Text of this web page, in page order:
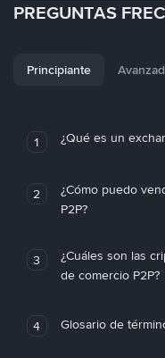
PREGUNTAS
Principiante
1 ¿Qué es un
2
¿Cómo puedo
P2P?
3
¿Cuáles son las
de comercio P2P?
4 Glosario de